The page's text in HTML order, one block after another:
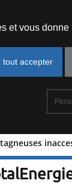
zones
et vous
tout accepter